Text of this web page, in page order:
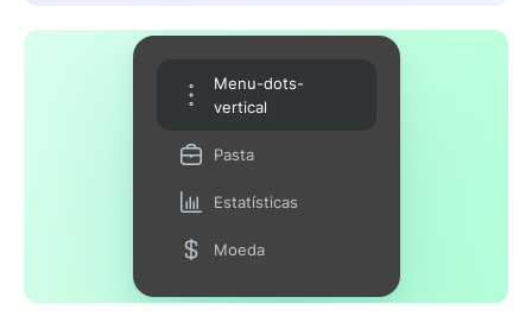
Menu-dots-
vertical
Pasta
Estatísticas
Moeda